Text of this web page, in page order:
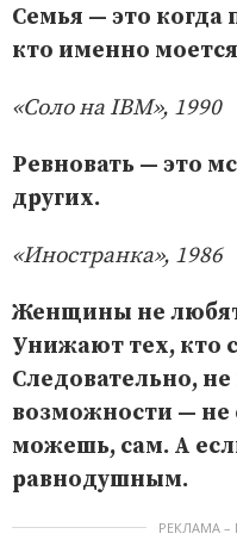
Семья — это когда
кто именно
«Соло на IBM», 1990
Ревновать — это
других.
«Иностранка», 1986
Женщины не
Унижают тех, кто
Следовательно,
возможности — не
можешь, сам. А
равнодушным.
РЕКЛАМА